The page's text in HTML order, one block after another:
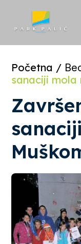
Početna /
sanaciji mola